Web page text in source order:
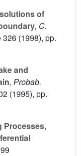
of
, C.
326 (1998), pp.
and
, Probab.
(1995), pp.
Processes,